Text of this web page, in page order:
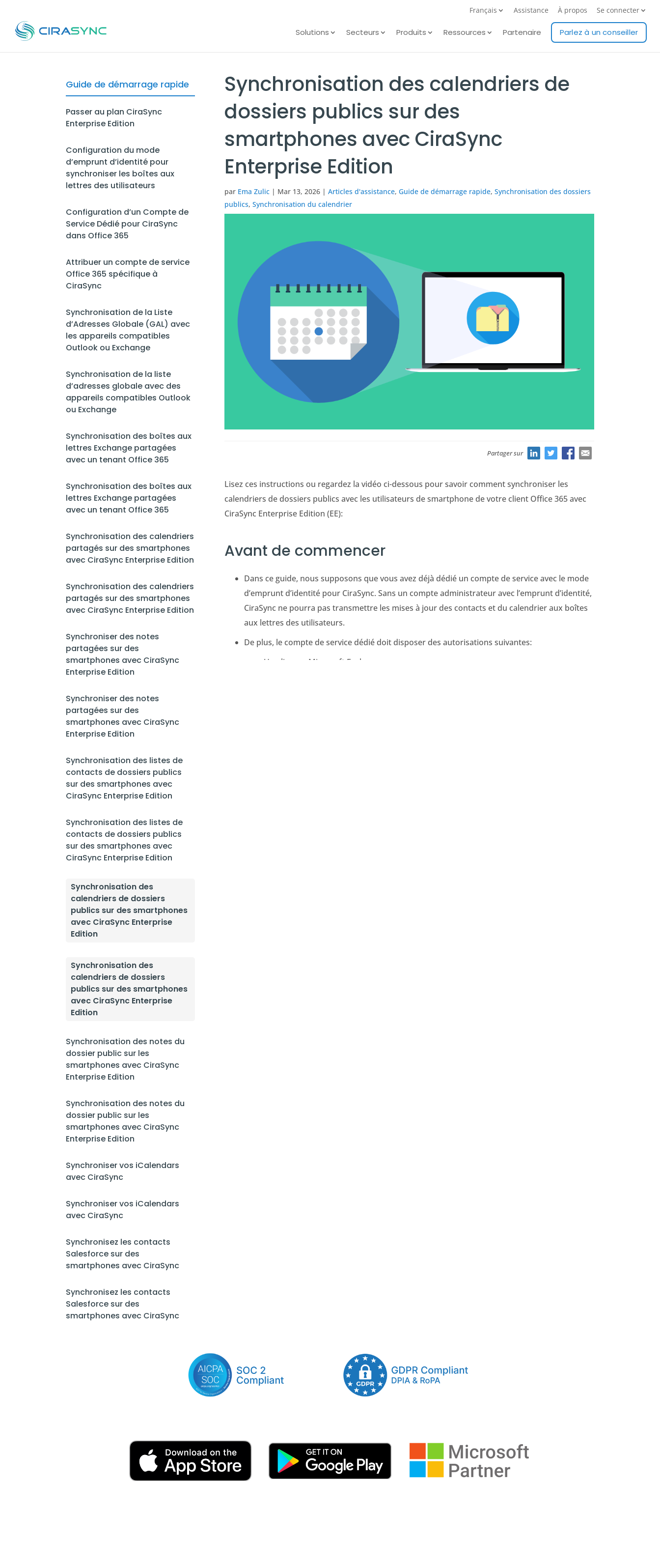
Français Assistance À propos Se connecter
Solutions Secteurs Produits Ressources Partenaire Parlez à un conseiller
Guide de démarrage rapide
Passer au plan CiraSync
Enterprise Edition
Configuration du mode
d’emprunt d’identité pour
synchroniser les boîtes aux
lettres des utilisateurs
Configuration d’un Compte de
Service Dédié pour CiraSync
dans Office 365
Attribuer un compte de service
Office 365 spécifique à
CiraSync
Synchronisation de la Liste
d’Adresses Globale (GAL) avec
les appareils compatibles
Outlook ou Exchange
Synchronisation de la liste
d’adresses globale avec des
appareils compatibles Outlook
ou Exchange
Synchronisation des boîtes aux
lettres Exchange partagées
avec un tenant Office 365
Synchronisation des boîtes aux
lettres Exchange partagées
avec un tenant Office 365
Synchronisation des calendriers
partagés sur des smartphones
avec CiraSync Enterprise Edition
Synchronisation des calendriers
partagés sur des smartphones
avec CiraSync Enterprise Edition
Synchroniser des notes
partagées sur des
smartphones avec CiraSync
Enterprise Edition
Synchroniser des notes
partagées sur des
smartphones avec CiraSync
Enterprise Edition
Synchronisation des listes de
contacts de dossiers publics
sur des smartphones avec
CiraSync Enterprise Edition
Synchronisation des listes de
contacts de dossiers publics
sur des smartphones avec
CiraSync Enterprise Edition
Synchronisation des
calendriers de dossiers
publics sur des smartphones
avec CiraSync Enterprise
Edition
Synchronisation des
calendriers de dossiers
publics sur des smartphones
avec CiraSync Enterprise
Edition
Synchronisation des notes du
dossier public sur les
smartphones avec CiraSync
Enterprise Edition
Synchronisation des notes du
dossier public sur les
smartphones avec CiraSync
Enterprise Edition
Synchroniser vos iCalendars
avec CiraSync
Synchroniser vos iCalendars
avec CiraSync
Synchronisez les contacts
Salesforce sur des
smartphones avec CiraSync
Synchronisez les contacts
Salesforce sur des
smartphones avec CiraSync
Synchronisation des calendriers de
dossiers publics sur des
smartphones avec CiraSync
Enterprise Edition
par Ema Zulic| Mar 13, 2026| Articles d'assistance, Guide de démarrage rapide, Synchronisation des dossiers
publics, Synchronisation du calendrier
Partager sur
Lisez ces instructions ou regardez la vidéo ci-dessous pour savoir comment synchroniser les
calendriers de dossiers publics avec les utilisateurs de smartphone de votre client Office 365 avec
CiraSync Enterprise Edition (EE):
Avant de commencer
Dans ce guide, nous supposons que vous avez déjà dédié un compte de service avec le mode
d’emprunt d’identité pour CiraSync. Sans un compte administrateur avec l’emprunt d’identité,
CiraSync ne pourra pas transmettre les mises à jour des contacts et du calendrier aux boîtes
aux lettres des utilisateurs.
De plus, le compte de service dédié doit disposer des autorisations suivantes:
Une licence Microsoft Exchange.